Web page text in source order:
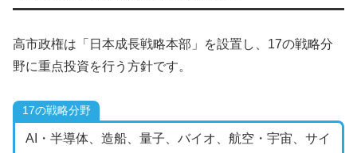
高市政権は「日本成長戦略本部」を設置し、17の戦略分
野に重点投資を行う方針です。
17の戦略分野
AI・半導体、造船、量子、バイオ、航空・宇宙、サイ